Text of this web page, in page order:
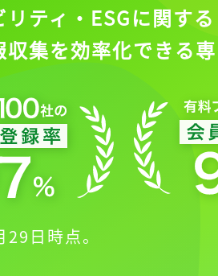
ティ・ESGに関する
集を効率化できる
日時点。